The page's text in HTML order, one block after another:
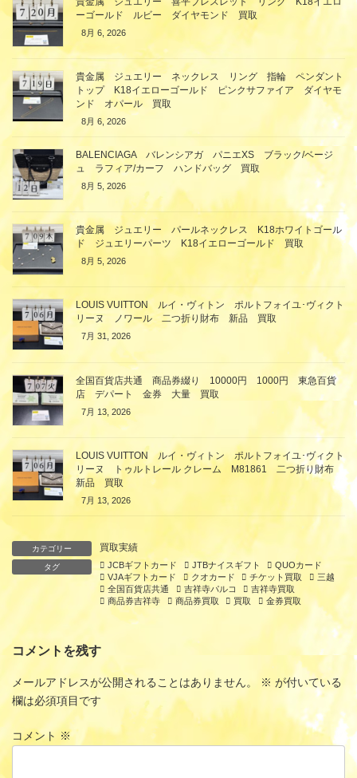
ーゴールド ルビー ダイヤモンド 買取
8月 6, 2026
貴金属 ジュエリー ネックレス リング 指輪 ペンダント
トップ K18イエローゴールド ピンクサファイア ダイヤモ
ンド オパール 買取
8月 6, 2026
BALENCIAGA バレンシアガ パニエXS ブラック/ベージ
ュ ラフィア/カーフ ハンドバッグ 買取
8月 5, 2026
貴金属 ジュエリー パールネックレス K18ホワイトゴール
ド ジュエリーパーツ K18イエローゴールド 買取
8月 5, 2026
LOUIS VUITTON ルイ・ヴィトン ポルトフォイユ･ヴィクト
リーヌ ノワール 二つ折り財布 新品 買取
7月 31, 2026
全国百貨店共通 商品券綴り 10000円 1000円 東急百貨
店 デパート 金券 大量 買取
7月 13, 2026
LOUIS VUITTON ルイ・ヴィトン ポルトフォイユ･ヴィクト
リーヌ トゥルトレール クレーム M81861 二つ折り財布
新品 買取
7月 13, 2026
カテゴリー 買取実績
タグ JCBギフトカード JTBナイスギフト
QUOカード
VJAギフトカード
クオカード チケット買取
三越
全国百貨店共通
吉祥寺パルコ
吉祥寺買取
商品券吉祥寺
商品券買取 買取 金券買取
コメントを残す
メールアドレスが公開されることはありません。 ※ が付いている
欄は必須項目です
コメント ※